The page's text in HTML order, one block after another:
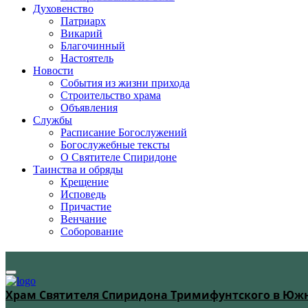
Духовенство
Патриарх
Викарий
Благочинный
Настоятель
Новости
События из жизни прихода
Строительство храма
Объявления
Службы
Расписание Богослужений
Богослужебные тексты
О Святителе Спиридоне
Таинства и обряды
Крещение
Исповедь
Причастие
Венчание
Соборование
Храм Святителя Спиридона Тримифунтского в